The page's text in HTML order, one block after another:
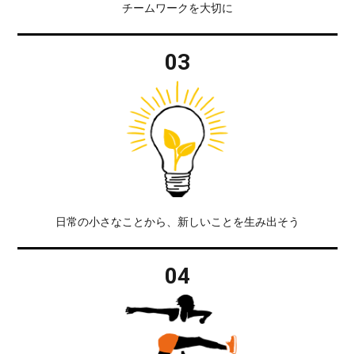
チームワークを大切に
03
日常の小さなことから、新しいことを生み出そう
04